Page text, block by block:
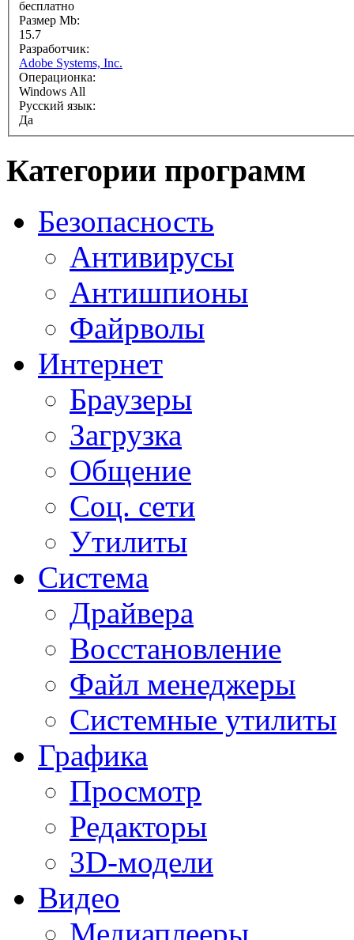
бесплатно
Размер Mb:
15.7
Разработчик:
Adobe Systems, Inc.
Операционка:
Windows All
Русский язык:
Да
Категории программ
Безопасность
Антивирусы
Антишпионы
Файрволы
Интернет
Браузеры
Загрузка
Общение
Соц. сети
Утилиты
Система
Драйвера
Восстановление
Файл менеджеры
Системные утилиты
Графика
Просмотр
Редакторы
3D-модели
Видео